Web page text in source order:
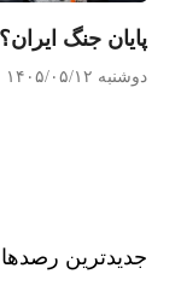
جدیدترین رصدها
پایان جنگ ایران؟
دوشنبه ۱۴۰۵/۰۵/۱۲